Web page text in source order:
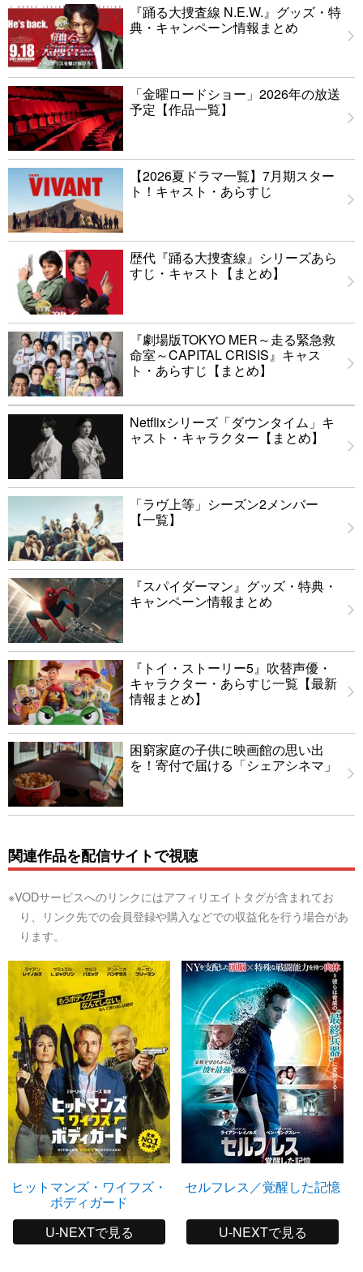
『踊る大捜査線 N.E.W.』グッズ・特
典・キャンペーン情報まとめ
「金曜ロードショー」2026年の放送
予定【作品一覧】
【2026夏ドラマ一覧】7月期スター
ト！キャスト・あらすじ
歴代『踊る大捜査線』シリーズあら
すじ・キャスト【まとめ】
『劇場版TOKYO MER～走る緊急救
命室～CAPITAL CRISIS』キャス
ト・あらすじ【まとめ】
Netflixシリーズ「ダウンタイム」キ
ャスト・キャラクター【まとめ】
「ラヴ上等」シーズン2メンバー
【一覧】
『スパイダーマン』グッズ・特典・
キャンペーン情報まとめ
『トイ・ストーリー5』吹替声優・
キャラクター・あらすじ一覧【最新
情報まとめ】
困窮家庭の子供に映画館の思い出
を！寄付で届ける「シェアシネマ」
関連作品を配信サイトで視聴
※VODサービスへのリンクにはアフィリエイトタグが含まれてお
り、リンク先での会員登録や購入などでの収益化を行う場合があ
ります。
ヒットマンズ・ワイフズ・
ボディガード
U-NEXTで見る
セルフレス／覚醒した記憶
U-NEXTで見る